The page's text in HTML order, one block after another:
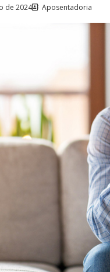
de 2024 Aposentadoria